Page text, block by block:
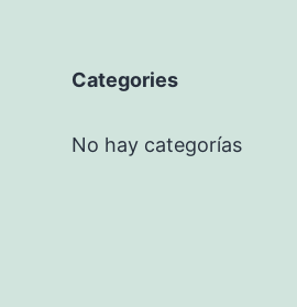
Categories
No hay categorías